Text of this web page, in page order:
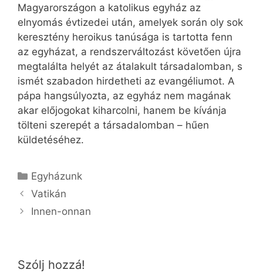
Magyarországon a katolikus egyház az
elnyomás évtizedei után, amelyek során oly sok
keresztény heroikus tanúsága is tartotta fenn
az egyházat, a rendszerváltozást követően újra
megtalálta helyét az átalakult társadalomban, s
ismét szabadon hirdetheti az evangéliumot. A
pápa hangsúlyozta, az egyház nem magának
akar előjogokat kiharcolni, hanem be kívánja
tölteni szerepét a társadalomban – hűen
küldetéséhez.
Kategória
Egyházunk
Vatikán
Innen-onnan
Szólj hozzá!